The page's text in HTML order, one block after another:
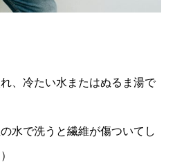
、冷たい水またはぬるま湯で
水で洗うと繊維が傷ついてし